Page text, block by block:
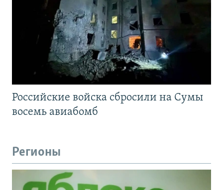
Российские войска сбросили на Сумы
восемь авиабомб
Регионы